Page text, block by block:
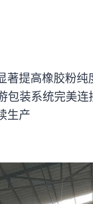
著提高橡胶粉纯
包装系统完美连
生产